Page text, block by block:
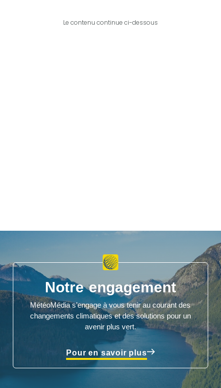
Le contenu continue ci-dessous
Notre engagement
MétéoMédia s’engage à vous tenir au courant des
changements climatiques et des solutions pour un
avenir plus vert.
Pour en savoir plus